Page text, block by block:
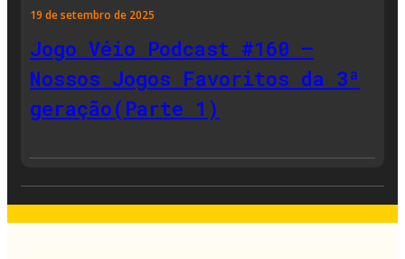
19 de setembro de 2025
Jogo Véio Podcast #160 –
Nossos Jogos Favoritos da 3ª
geração(Parte 1)